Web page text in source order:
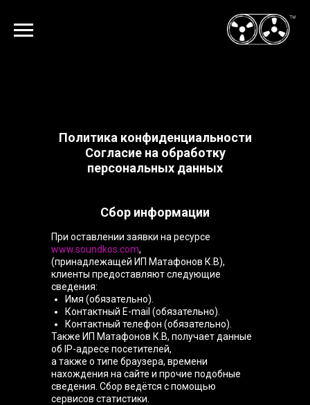
Политика конфиденциальности
Согласие на обработку
персональных данных
При оставлении заявки на ресурсе
www.soundkos.com,
(принадлежащей ИП Матафонов К.В),
клиенты предоставляют следующие
сведения:
Имя (обязательно).
Контактный E-mail (обязательно).
Контактный телефон (обязательно).
Также ИП Матафонов К.В, получает данные
об IP-адресе посетителей,
а также о типе браузера, времени
нахождения на сайте и прочие подобные
сведения. Сбор ведётся с помощью
сервисов статистики.
Сбор информации